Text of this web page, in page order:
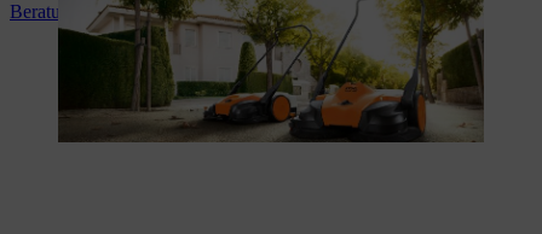
Beratung und Produkteinweisung